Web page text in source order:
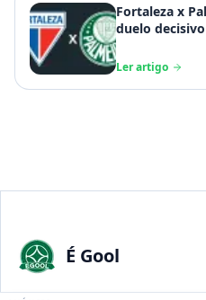
Fortaleza x
duelo
Ler artigo
É Gool